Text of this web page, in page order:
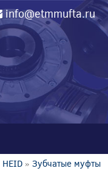
info@etmmufta.ru
HEID » Зубчатые муфты